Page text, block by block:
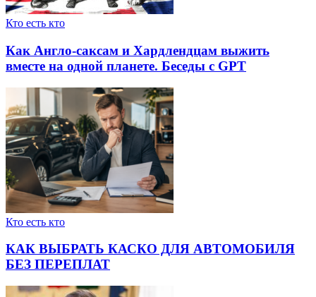
Кто есть кто
Как Англо-саксам и Хардлендцам выжить
вместе на одной планете. Беседы с GPT
Кто есть кто
КАК ВЫБРАТЬ КАСКО ДЛЯ АВТОМОБИЛЯ
БЕЗ ПЕРЕПЛАТ